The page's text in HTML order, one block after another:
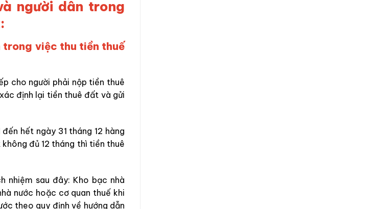
người dân trong
trong việc thu tiền thuế
cho người phải nộp tiền thuê
định lại tiền thuê đất và gửi
hết ngày 31 tháng 12 hàng
đủ 12 tháng thì tiền thuê
nhiệm sau đây: Kho bạc nhà
nước hoặc cơ quan thuế khi
theo quy định về hướng dẫn